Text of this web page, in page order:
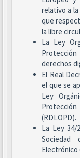
relativo a
que
la libre
La Ley
Protección
derechos
El Real
el que se
Ley
(RDLOPD).
La Ley 34/
Electrónico